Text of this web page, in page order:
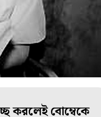
করলেই বোম্বেকে